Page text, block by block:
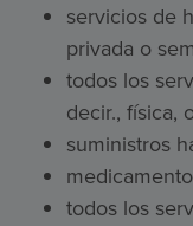
servicios de
privada o
todos los
decir., física,
suministros
todos los